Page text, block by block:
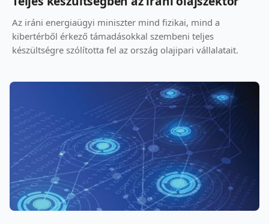
Az iráni energiaügyi miniszter mind fizikai, mind a
kibertérből érkező támadásokkal szembeni teljes
készültségre szólította fel az ország olajipari vállalatait.